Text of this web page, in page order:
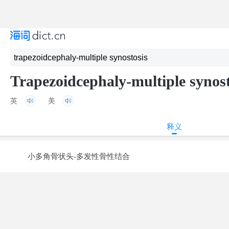
Trapezoidcephaly-multiple
英 美
释义
小多角骨状头-多发性骨性结合